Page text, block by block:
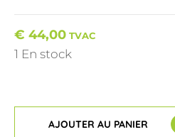
€ 44,00 TVAC
1 En stock
AJOUTER AU PANIER